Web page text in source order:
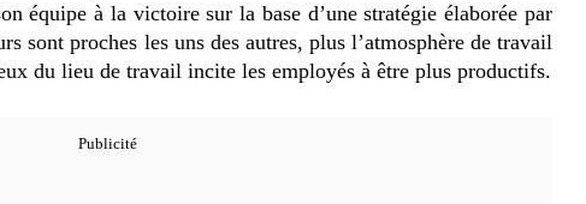
équipe à la victoire sur la base d’une stratégie élaborée par
sont proches les uns des autres, plus l’atmosphère de travail
du lieu de travail incite les employés à être plus productifs.